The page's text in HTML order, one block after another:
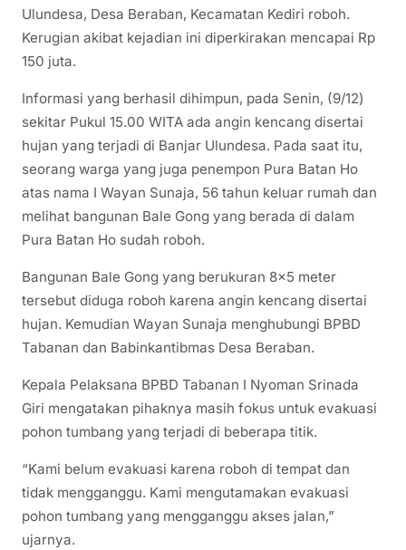
Ulundesa, Desa Beraban, Kecamatan Kediri roboh.
Kerugian akibat kejadian ini diperkirakan mencapai Rp
150 juta.
Informasi yang berhasil dihimpun, pada Senin, (9/12)
sekitar Pukul 15.00 WITA ada angin kencang disertai
hujan yang terjadi di Banjar Ulundesa. Pada saat itu,
seorang warga yang juga penempon Pura Batan Ho
atas nama I Wayan Sunaja, 56 tahun keluar rumah dan
melihat bangunan Bale Gong yang berada di dalam
Pura Batan Ho sudah roboh.
Bangunan Bale Gong yang berukuran 8×5 meter
tersebut diduga roboh karena angin kencang disertai
hujan. Kemudian Wayan Sunaja menghubungi BPBD
Tabanan dan Babinkantibmas Desa Beraban.
Kepala Pelaksana BPBD Tabanan I Nyoman Srinada
Giri mengatakan pihaknya masih fokus untuk evakuasi
pohon tumbang yang terjadi di beberapa titik.
“Kami belum evakuasi karena roboh di tempat dan
tidak mengganggu. Kami mengutamakan evakuasi
pohon tumbang yang mengganggu akses jalan,”
ujarnya.